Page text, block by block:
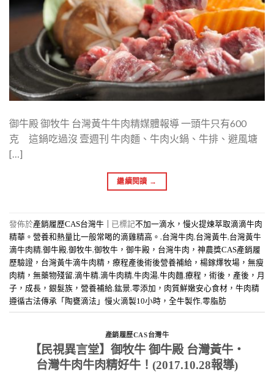
御牛殿 御牧牛 台灣黃牛牛肉精媒體報導 一頭牛只有600
克 這鍋吃過沒 壹週刊 牛肉麵、牛肉火鍋、牛排、避風塘
[…]
繼續閱讀 →
發佈於產銷履歷CAS台灣牛 已標記不加一滴水，慢火提煉萃取滴滴牛肉
精華。營養和熱量比一般常喝的滴雞精高。 ,台灣牛肉,台灣黃牛,台灣黃牛
滴牛肉精,御牛殿,御牧牛,御牧牛，御牛殿，台灣牛肉，神農獎CAS產銷履
歷驗證，台灣黃牛滴牛肉精，療程產後術後營養補給，楊鎵燡牧場，無瘦
肉精，無藥物殘留,滴牛精,滴牛肉精,牛肉湯,牛肉麵,療程，術後，產後，月
子，成長，銀髮族，營養補給,鈜景,零添加，肉質鮮嫩安心食材，牛肉精
遵循古法傳承「陶甕滴法」慢火滴製10小時，全牛製作,零脂肪
產銷履歷CAS台灣牛
【民視異言堂】御牧牛 御牛殿 台灣黃牛‧
台灣牛肉牛肉精好牛！(2017.10.28報導)